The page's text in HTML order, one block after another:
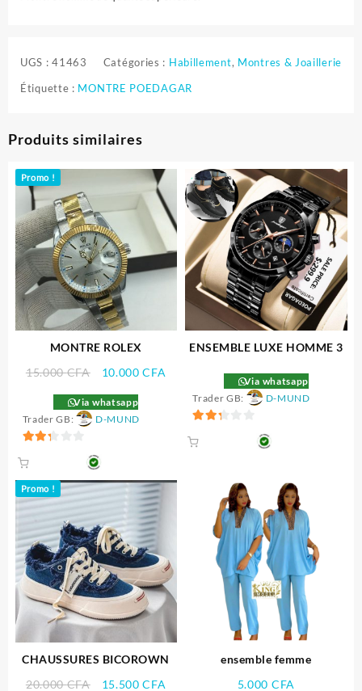
UGS :41463 Catégories : Habillement, Montres & Joaillerie
Étiquette : MONTRE POEDAGAR
Produits similaires
Promo !
MONTRE ROLEX
15.000CFA
Le
initial
était :
10.000CFA
actuel
10.000 CFA.
Via whatsapp
Trader GB:
D-MUND
sur 5
ENSEMBLE LUXE HOMME 3
Via whatsapp
Trader GB:
D-MUND
sur 5
Promo !
CHAUSSURES BICOROWN
20.000CFA
Le
15.500CFA
ensemble femme
5.000 CFA